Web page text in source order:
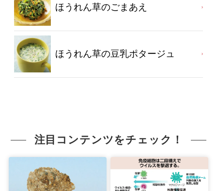
ほうれん草のごまあえ
ほうれん草の豆乳ポタージュ
注目コンテンツをチェック！